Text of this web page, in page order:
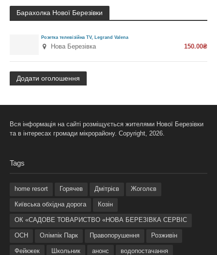
Барахолка Нової Березівки
Розетка телевізійна TV, Legrand Valena
Нова Березівка 150.00₴
Додати оголошення
Вся інформація на сайті розміщується жителями Нової Березівки
та в інтересах громади мікрорайону. Copyright, 2026.
Tags
home resort Горячев Дмітрієв Жоголєв
Київська обхідна дорога Козін
ОК «САДОВЕ ТОВАРИСТВО «НОВА БЕРЕЗІВКА СЕРВІС
ОСН Олімпік Парк Правопорушення Розживін
Фейкжек Школьник анонс водопостачання